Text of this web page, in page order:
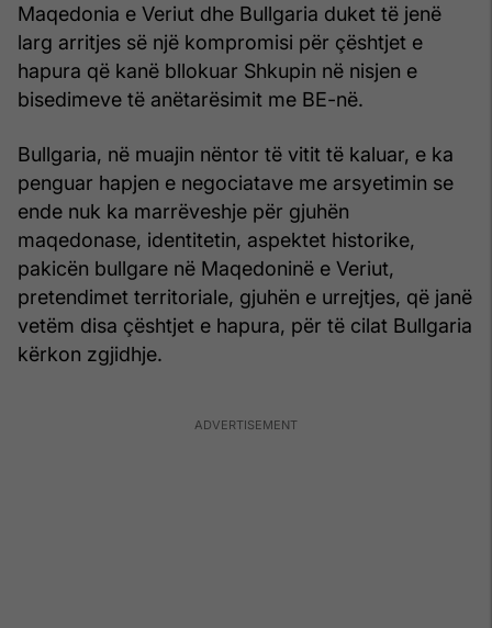
Maqedonia e Veriut dhe Bullgaria duket të jenë
larg arritjes së një kompromisi për çështjet e
hapura që kanë bllokuar Shkupin në nisjen e
bisedimeve të anëtarësimit me BE-në.
Bullgaria, në muajin nëntor të vitit të kaluar, e ka
penguar hapjen e negociatave me arsyetimin se
ende nuk ka marrëveshje për gjuhën
maqedonase, identitetin, aspektet historike,
pakicën bullgare në Maqedoninë e Veriut,
pretendimet territoriale, gjuhën e urrejtjes, që janë
vetëm disa çështjet e hapura, për të cilat Bullgaria
kërkon zgjidhje.